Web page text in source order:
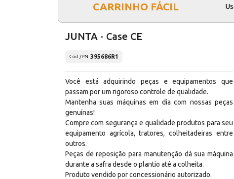
CARRINHO FÁCIL
JUNTA - Case CE
Cód./PN 395686R1
Você está adquirindo peças e equipamentos que
passam por um rigoroso controle de qualidade.
Mantenha suas máquinas em dia com nossas peças
genuínas!
Compre com segurança e qualidade produtos para seu
equipamento agrícola, tratores, colheitadeiras entre
outros.
Peças de reposição para manutenção dá sua máquina
durante a safra desde o plantio até a colheita.
Produto vendido por concessionário autorizado.